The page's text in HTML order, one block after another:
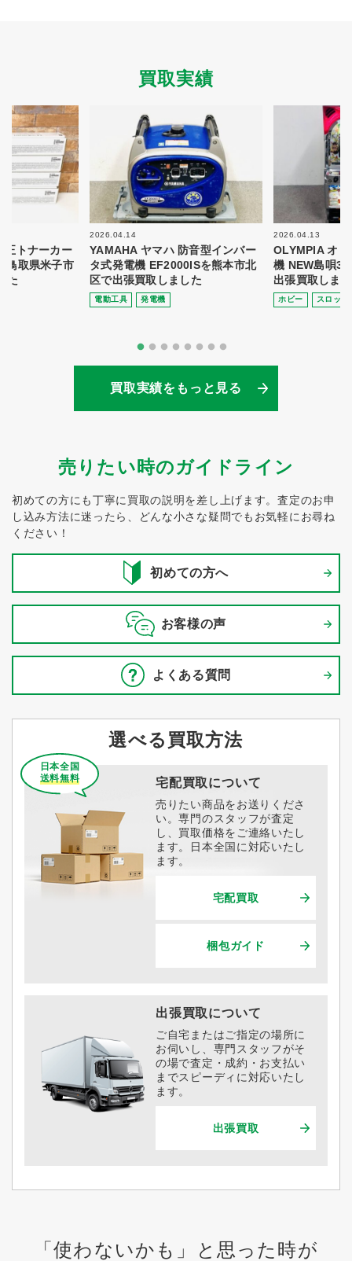
買取実績
トナーカー
鳥取県米子市
た
2026.04.14
YAMAHA ヤマハ 防音型インバー
タ式発電機 EF2000ISを熊本市北
区で出張買取しました
電動⼯具 発電機
2026.04.13
OLYMPIA オ
機 NEW島唄
出張買取しま
ホビー スロット
買取実績をもっと見る
売りたい時のガイドライン
初めての方にも丁寧に買取の説明を差し上げます。査定のお申
し込み方法に迷ったら、どんな小さな疑問でもお気軽にお尋ね
ください！
初めての方へ
お客様の声
よくある質問
選べる買取方法
宅配買取について
日本全国
送料無料
売りたい商品をお送りくださ
い。専門のスタッフが査定
し、買取価格をご連絡いたし
ます。日本全国に対応いたし
ます。
宅配買取
梱包ガイド
出張買取について
ご自宅またはご指定の場所に
お伺いし、専門スタッフがそ
の場で査定・成約・お支払い
までスピーディに対応いたし
ます。
出張買取
「使わないかも」と思った時が